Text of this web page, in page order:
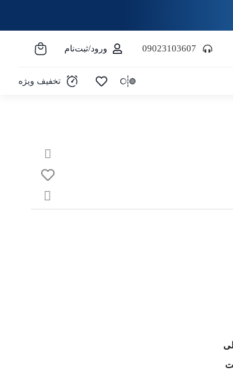
09023103607 ورود/ثبت‌نام
تخفیف ویژه